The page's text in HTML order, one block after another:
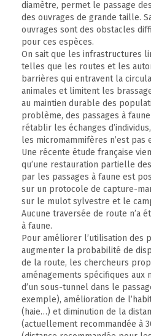
diamètre, permet le passage
des ouvrages de grande taille.
ouvrages sont des obstacles
pour ces espèces.
On sait que les infrastructures
telles que les routes et les
barrières qui entravent la
animales et limitent les
au maintien durable des
problème, des passages à
rétablir les échanges
les micromammifères n’est pas
Une récente étude française
qu’une restauration partielle
par les passages à faune est
sur un protocole de capture-
sur le mulot sylvestre et le
Aucune traversée de route n’a
à faune.
Pour améliorer l’utilisation des
augmenter la probabilité de
de la route, les chercheurs
aménagements spécifiques aux
d’un sous-tunnel dans le
exemple), amélioration de
(haie…) et diminution de la
(actuellement recommandée à